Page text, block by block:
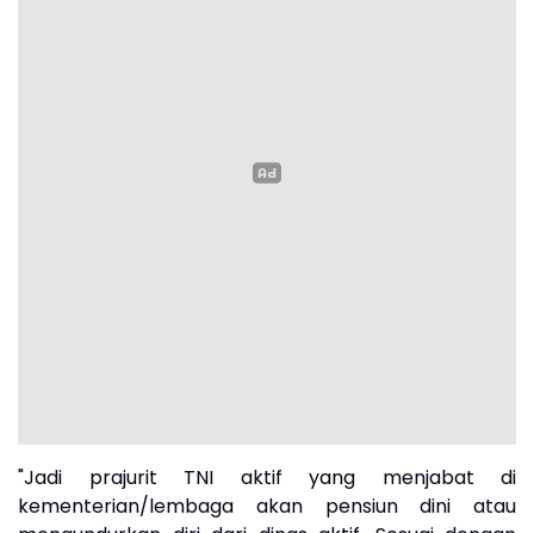
"Jadi prajurit TNI aktif yang menjabat di
kementerian/lembaga akan pensiun dini atau